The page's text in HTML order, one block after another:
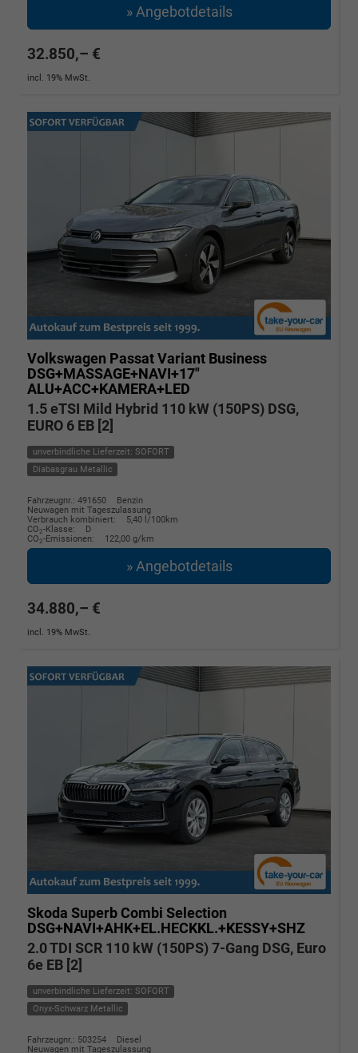
» Angebotdetails
32.850,– €
incl. 19% MwSt.
Volkswagen Passat Variant Business
DSG+MASSAGE+NAVI+17"
ALU+ACC+KAMERA+LED
1.5 eTSI Mild Hybrid 110 kW (150PS) DSG,
EURO 6 EB [2]
unverbindliche Lieferzeit: SOFORT
Diabasgrau Metallic
Fahrzeugnr.: 491650
Benzin
Neuwagen mit Tageszulassung
Verbrauch kombiniert:
5,40 l/100km
CO2-Klasse:
D
CO2-Emissionen: 122,00 g/km
» Angebotdetails
34.880,– €
incl. 19% MwSt.
Skoda Superb Combi Selection
DSG+NAVI+AHK+EL.HECKKL.+KESSY+SHZ
2.0 TDI SCR 110 kW (150PS) 7-Gang DSG, Euro
6e EB [2]
unverbindliche Lieferzeit: SOFORT
Onyx-Schwarz Metallic
Fahrzeugnr.: 503254
Diesel
Neuwagen mit Tageszulassung